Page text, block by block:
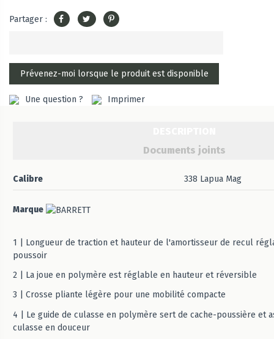
Partager :
Une question ? Imprimer
Documents joints
Calibre 338 Lapua Mag
Marque
1 | Longueur de traction et hauteur de l'amortisseur de recul
poussoir
2 | La joue en polymère est réglable en hauteur et réversible
3 | Crosse pliante légère pour une mobilité compacte
4 | Le guide de culasse en polymère sert de cache-poussière et
culasse en douceur